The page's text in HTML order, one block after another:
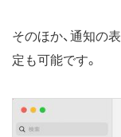
そのほか、通知の
定も可能です。